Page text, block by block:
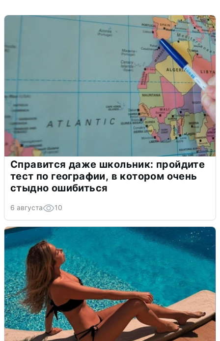
Справится даже школьник: пройдите
тест по географии, в котором очень
стыдно ошибиться
6 августа 10